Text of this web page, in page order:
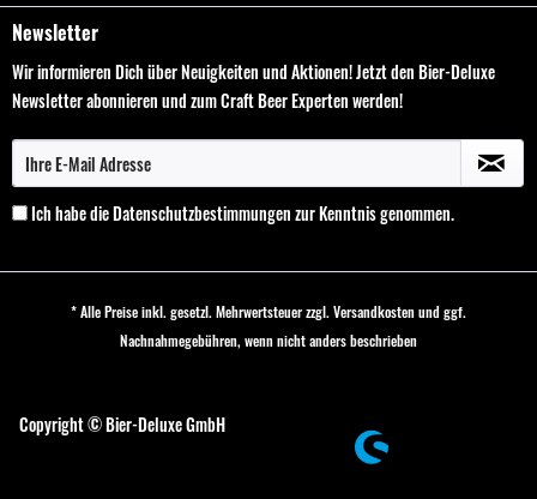
Newsletter
Wir informieren Dich über Neuigkeiten und Aktionen! Jetzt den Bier-Deluxe
Newsletter abonnieren und zum Craft Beer Experten werden!
Ich habe dieDatenschutzbestimmungenzur Kenntnis genommen.
* Alle Preise inkl. gesetzl. Mehrwertsteuer zzgl. Versandkostenund ggf.
Nachnahmegebühren, wenn nicht anders beschrieben
Copyright © Bier-Deluxe GmbH